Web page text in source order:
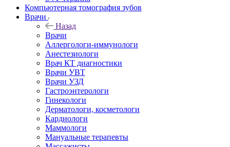
Компьютерная томография зубов
Врачи
Назад
Врачи
Аллергологи-иммунологи
Анестезиологи
Врач КТ диагностики
Врачи УВТ
Врачи УЗД
Гастроэнтерологи
Гинекологи
Дерматологи, косметологи
Кардиологи
Маммологи
Мануальные терапевты